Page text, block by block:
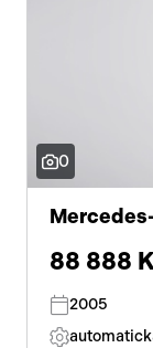
0
88 888
2005